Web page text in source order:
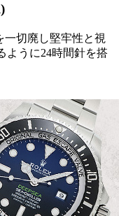
一切廃し堅牢性と視
ように24時間針を搭